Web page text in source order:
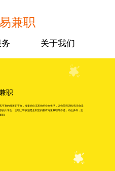
兼职
关于我们
职
可靠的找兼职平台，海量岗位丰富你的业余生活，让你前程无忧!无论你是
的大学生、全职上班族还是全职宝妈都有海量兼职等你选，岗位多样，正
职;